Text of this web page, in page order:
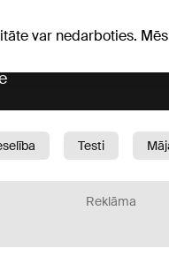
var nedarboties.
Testi
Reklāma